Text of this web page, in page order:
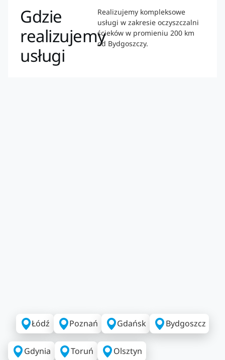
Gdzie
realizujemy
usługi
Realizujemy kompleksowe
usługi w zakresie oczyszczalni
ścieków w promieniu 200 km
od Bydgoszczy.
Łódź Poznań Gdańsk Bydgoszcz
Gdynia Toruń Olsztyn